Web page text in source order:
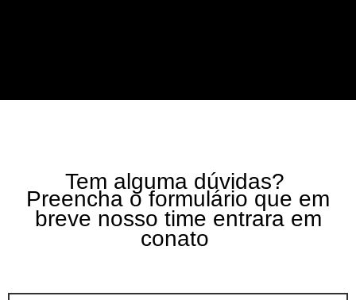
Tem alguma dúvidas?
Preencha o formulário que em
breve nosso time entrara em
conato